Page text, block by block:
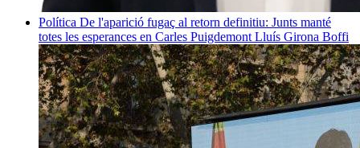
Política De l'aparició fugaç al retorn definitiu: Junts manté
totes les esperances en Carles Puigdemont Lluís Girona Boffi